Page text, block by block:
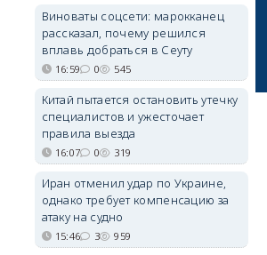
Виноваты соцсети: марокканец
рассказал, почему решился
вплавь добраться в Сеуту
16:59 0 545
Китай пытается остановить утечку
специалистов и ужесточает
правила выезда
16:07 0 319
Иран отменил удар по Украине,
однако требует компенсацию за
атаку на судно
15:46 3 959